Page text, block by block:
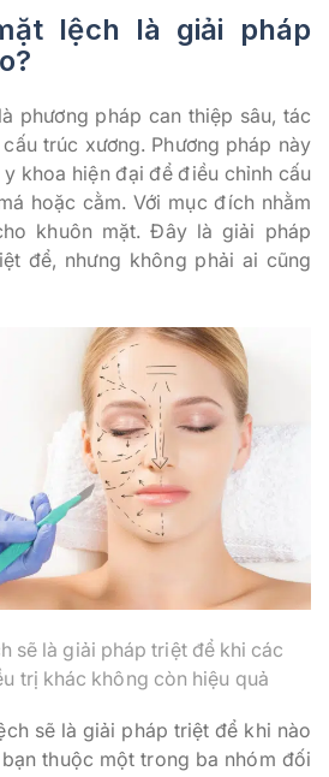
lệch là giải pháp
phương pháp can thiệp sâu, tác
trúc xương. Phương pháp này
khoa hiện đại để điều chỉnh cấu
hoặc cằm. Với mục đích nhằm
khuôn mặt. Đây là giải pháp
để, nhưng không phải ai cũng
sẽ là giải pháp triệt để khi các
trị khác không còn hiệu quả
sẽ là giải pháp triệt để khi nào
thuộc một trong ba nhóm đối